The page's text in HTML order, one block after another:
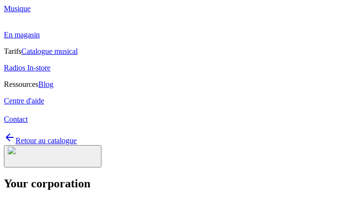
Musique
En magasin
TarifsCatalogue musical
Radios In-store
RessourcesBlog
Centre d'aide
Contact
Retour au catalogue
Your corporation